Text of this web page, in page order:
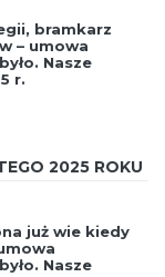
bramkarz
– umowa
Nasze
r.
2025 ROKU
już wie kiedy
Nasze